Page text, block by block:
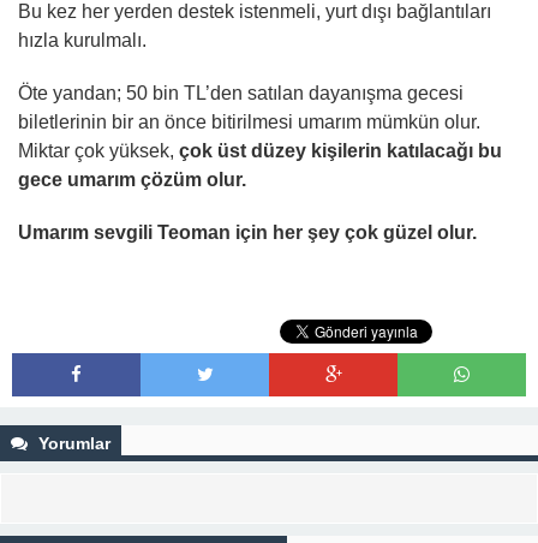
Bu kez her yerden destek istenmeli, yurt dışı bağlantıları
hızla kurulmalı.
Öte yandan; 50 bin TL’den satılan dayanışma gecesi
biletlerinin bir an önce bitirilmesi umarım mümkün olur.
Miktar çok yüksek, çok üst düzey kişilerin katılacağı bu
gece umarım çözüm olur.
Umarım sevgili Teoman için her şey çok güzel olur.
Yorumlar